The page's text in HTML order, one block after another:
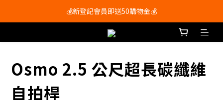
會員尊享購物滿$250即享免運費🚚
💰新登記會員即送50購物金💰
會員尊享購物滿$250即享免運費🚚
Osmo 2.5 公尺超長碳纖維
自拍桿